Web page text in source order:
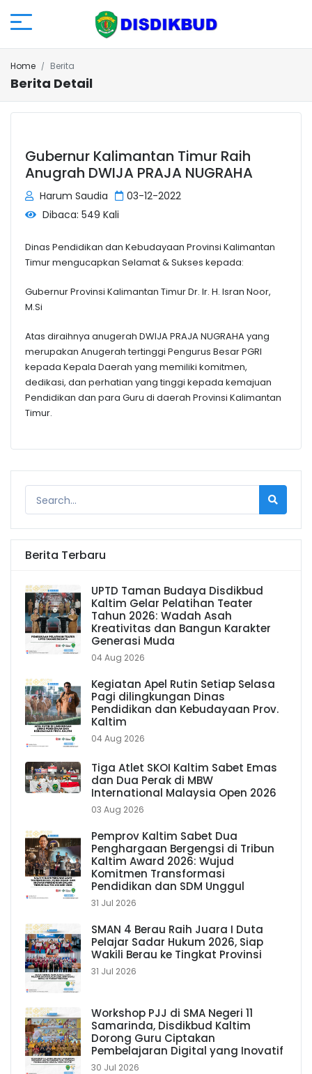
Home Berita
Berita Detail
Gubernur Kalimantan Timur Raih
Anugrah DWIJA PRAJA NUGRAHA
Harum Saudia
03-12-2022
Dibaca: 549 Kali
Dinas Pendidikan dan Kebudayaan Provinsi Kalimantan
Timur mengucapkan Selamat & Sukses kepada:
Gubernur Provinsi Kalimantan Timur Dr. Ir. H. Isran Noor,
M.Si
Atas diraihnya anugerah DWIJA PRAJA NUGRAHA yang
merupakan Anugerah tertinggi Pengurus Besar PGRI
kepada Kepala Daerah yang memiliki komitmen,
dedikasi, dan perhatian yang tinggi kepada kemajuan
Pendidikan dan para Guru di daerah Provinsi Kalimantan
Timur.
Berita Terbaru
UPTD Taman Budaya Disdikbud
Kaltim Gelar Pelatihan Teater
Tahun 2026: Wadah Asah
Kreativitas dan Bangun Karakter
Generasi Muda
04 Aug 2026
Kegiatan Apel Rutin Setiap Selasa
Pagi dilingkungan Dinas
Pendidikan dan Kebudayaan Prov.
Kaltim
04 Aug 2026
Tiga Atlet SKOI Kaltim Sabet Emas
dan Dua Perak di MBW
International Malaysia Open 2026
03 Aug 2026
Pemprov Kaltim Sabet Dua
Penghargaan Bergengsi di Tribun
Kaltim Award 2026: Wujud
Komitmen Transformasi
Pendidikan dan SDM Unggul
31 Jul 2026
SMAN 4 Berau Raih Juara I Duta
Pelajar Sadar Hukum 2026, Siap
Wakili Berau ke Tingkat Provinsi
31 Jul 2026
Workshop PJJ di SMA Negeri 11
Samarinda, Disdikbud Kaltim
Dorong Guru Ciptakan
Pembelajaran Digital yang Inovatif
30 Jul 2026